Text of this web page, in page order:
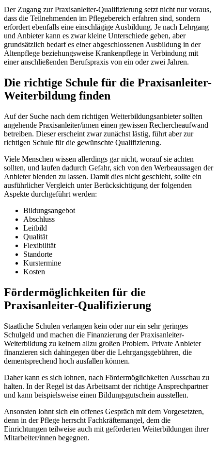
Der Zugang zur Praxisanleiter-Qualifizierung setzt nicht nur voraus,
dass die Teilnehmenden im Pflegebereich erfahren sind, sondern
erfordert ebenfalls eine einschlägige Ausbildung. Je nach Lehrgang
und Anbieter kann es zwar kleine Unterschiede geben, aber
grundsätzlich bedarf es einer abgeschlossenen Ausbildung in der
Altenpflege beziehungsweise Krankenpflege in Verbindung mit
einer anschließenden Berufspraxis von ein oder zwei Jahren.
Die richtige Schule für die Praxisanleiter-
Weiterbildung finden
Auf der Suche nach dem richtigen Weiterbildungsanbieter sollten
angehende Praxisanleiter/innen einen gewissen Rechercheaufwand
betreiben. Dieser erscheint zwar zunächst lästig, führt aber zur
richtigen Schule für die gewünschte Qualifizierung.
Viele Menschen wissen allerdings gar nicht, worauf sie achten
sollten, und laufen dadurch Gefahr, sich von den Werbeaussagen der
Anbieter blenden zu lassen. Damit dies nicht geschieht, sollte ein
ausführlicher Vergleich unter Berücksichtigung der folgenden
Aspekte durchgeführt werden:
Bildungsangebot
Abschluss
Leitbild
Qualität
Flexibilität
Standorte
Kurstermine
Kosten
Fördermöglichkeiten für die
Praxisanleiter-Qualifizierung
Staatliche Schulen verlangen kein oder nur ein sehr geringes
Schulgeld und machen die Finanzierung der Praxisanleiter-
Weiterbildung zu keinem allzu großen Problem. Private Anbieter
finanzieren sich dahingegen über die Lehrgangsgebühren, die
dementsprechend hoch ausfallen können.
Daher kann es sich lohnen, nach Fördermöglichkeiten Ausschau zu
halten. In der Regel ist das Arbeitsamt der richtige Ansprechpartner
und kann beispielsweise einen Bildungsgutschein ausstellen.
Ansonsten lohnt sich ein offenes Gespräch mit dem Vorgesetzten,
denn in der Pflege herrscht Fachkräftemangel, dem die
Einrichtungen teilweise auch mit geförderten Weiterbildungen ihrer
Mitarbeiter/innen begegnen.